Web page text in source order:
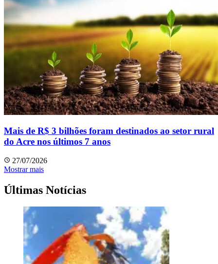
Mais de R$ 3 bilhões foram destinados ao setor rural
do Acre nos últimos 7 anos
27/07/2026
Mostrar mais
Últimas Notícias